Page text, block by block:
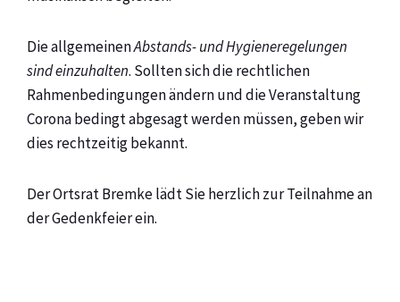
Die allgemeinenAbstands- und Hygieneregelungen
sind einzuhalten. Sollten sich die rechtlichen
Rahmenbedingungen ändern und die Veranstaltung
Corona bedingt abgesagt werden müssen, geben wir
dies rechtzeitig bekannt.
Der Ortsrat Bremke lädt Sie herzlich zur Teilnahme an
der Gedenkfeier ein.